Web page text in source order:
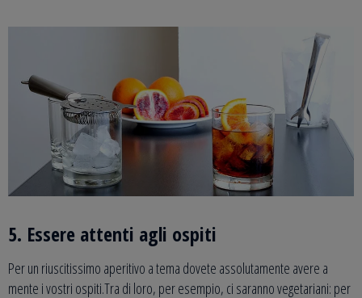
5. Essere attenti agli ospiti
Per un riuscitissimo aperitivo a tema dovete assolutamente avere a
mente i vostri ospiti.Tra di loro, per esempio, ci saranno vegetariani: per